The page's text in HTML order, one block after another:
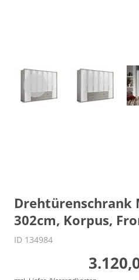
Drehtürenschrank
302cm, Korpus,
ID 134984